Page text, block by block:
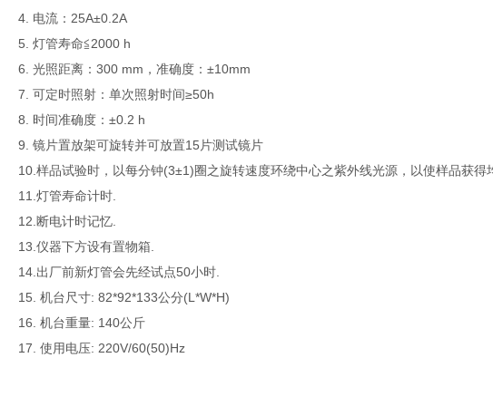
4. 电流：25A±0.2A
5. 灯管寿命≦2000 h
6. 光照距离：300 mm，准确度：±10mm
7. 可定时照射：单次照射时间≥50h
8. 时间准确度：±0.2 h
9. 镜片置放架可旋转并可放置15片测试镜片
10.样品试验时，以每分钟(3±1)圈之旋转速度环绕中心之紫外线光源，以使样品获得
11.灯管寿命计时.
12.断电计时记忆.
13.仪器下方设有置物箱.
14.出厂前新灯管会先经试点50小时.
15. 机台尺寸: 82*92*133公分(L*W*H)
16. 机台重量: 140公斤
17. 使用电压: 220V/60(50)Hz